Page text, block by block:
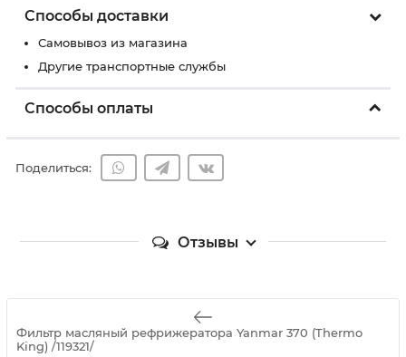
Способы доставки
Самовывоз из магазина
Другие транспортные службы
Способы оплаты
Поделиться:
Отзывы
Фильтр масляный рефрижератора Yanmar 370 (Thermo
King) /119321/